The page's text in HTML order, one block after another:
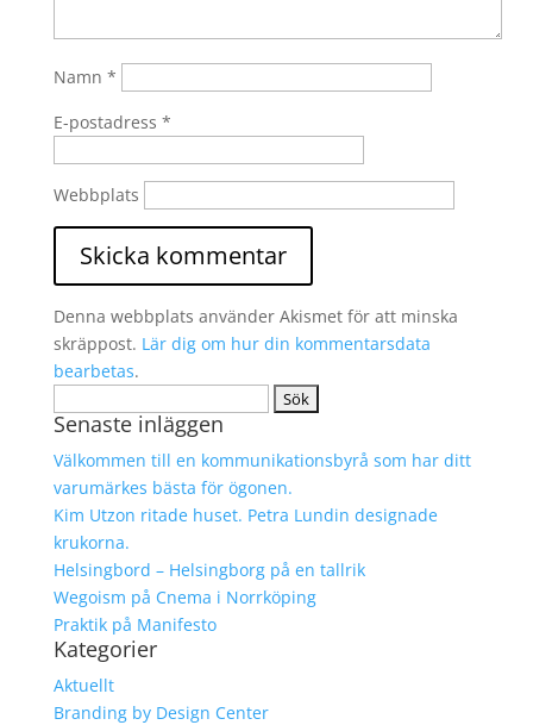
Namn *
E-postadress *
Webbplats
Denna webbplats använder Akismet för att minska
skräppost. Lär dig om hur din kommentarsdata
bearbetas.
efter:
Senaste inläggen
Välkommen till en kommunikationsbyrå som har ditt
varumärkes bästa för ögonen.
Kim Utzon ritade huset. Petra Lundin designade
krukorna.
Helsingbord – Helsingborg på en tallrik
Wegoism på Cnema i Norrköping
Praktik på Manifesto
Kategorier
Aktuellt
Branding by Design Center